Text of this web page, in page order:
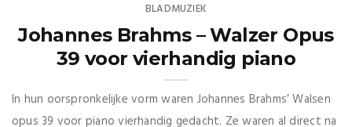
BLADMUZIEK
Johannes Brahms – Walzer Opus
39 voor vierhandig piano
In hun oorspronkelijke vorm waren Johannes Brahms’ Walsen
opus 39 voor piano vierhandig gedacht. Ze waren al direct na